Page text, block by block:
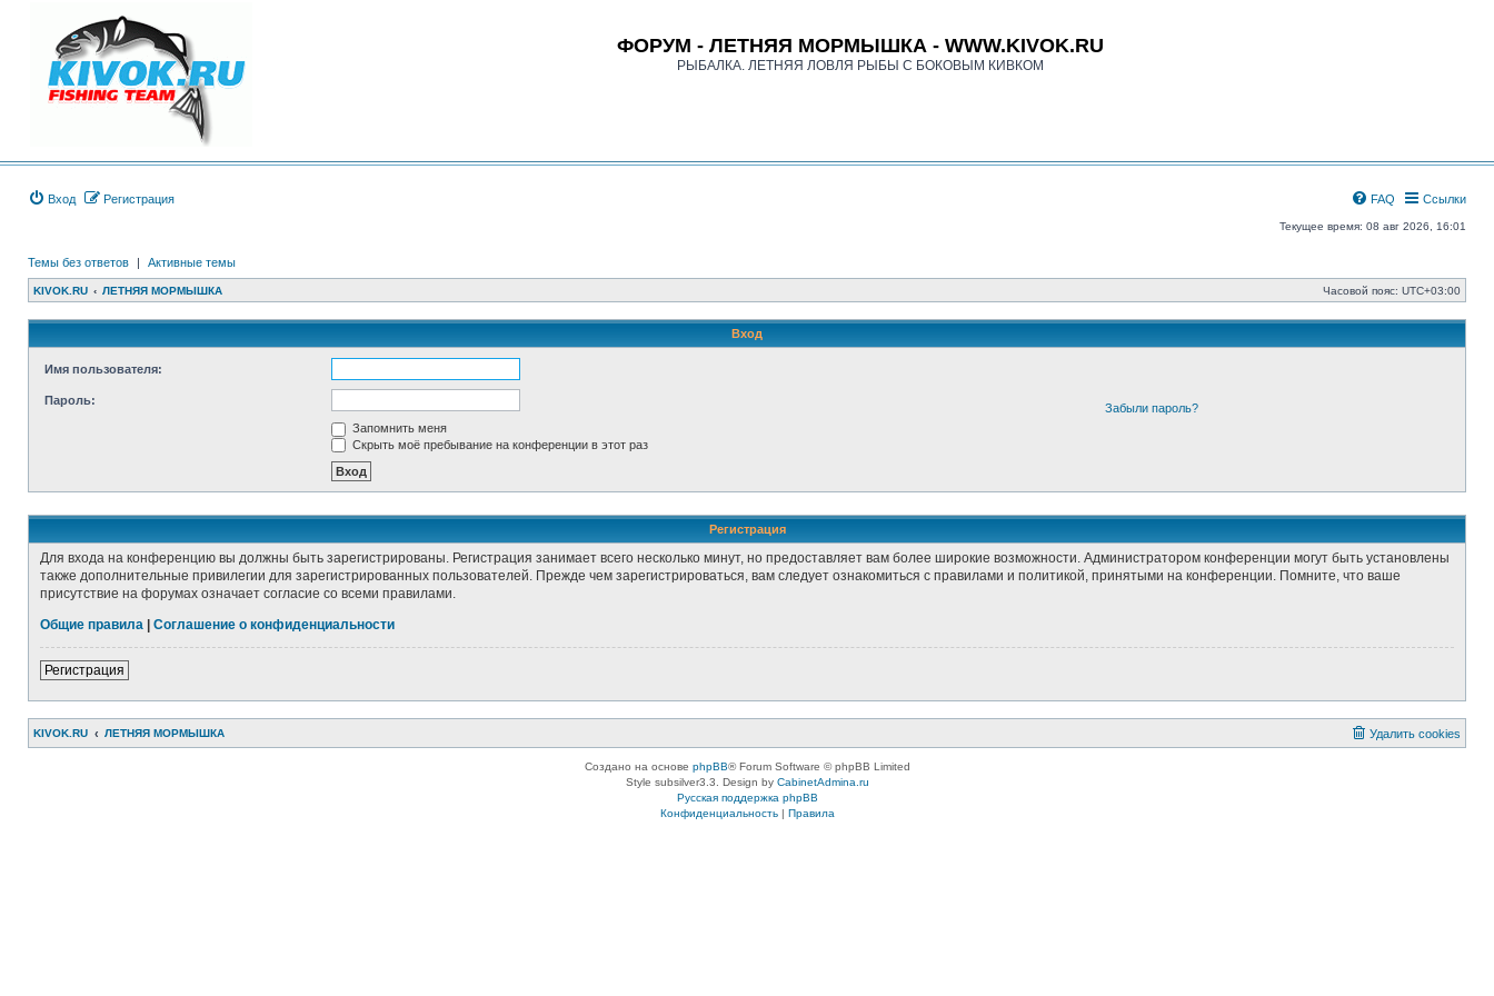
ФОРУМ - ЛЕТНЯЯ МОРМЫШКА - WWW.KIVOK.RU
РЫБАЛКА. ЛЕТНЯЯ ЛОВЛЯ РЫБЫ С БОКОВЫМ КИВКОМ
Вход Регистрация Ссылки
FAQ
Текущее время: 08 авг 2026, 16:01
Темы без ответов | Активные темы
KIVOK.RU ЛЕТНЯЯ МОРМЫШКА Часовой пояс: UTC+03:00
Вход
Имя пользователя:
Пароль:
Забыли пароль?
Запомнить меня
Скрыть моё пребывание на конференции в этот раз
Регистрация
Для входа на конференцию вы должны быть зарегистрированы. Регистрация занимает всего несколько минут, но предоставляет вам более широкие возможности. Администратором конференции могут быть установлены
также дополнительные привилегии для зарегистрированных пользователей. Прежде чем зарегистрироваться, вам следует ознакомиться с правилами и политикой, принятыми на конференции. Помните, что ваше
присутствие на форумах означает согласие со всеми правилами.
Общие правила
Соглашение о конфиденциальности
Регистрация
KIVOK.RU ЛЕТНЯЯ МОРМЫШКА Удалить cookies
Создано на основе phpBB® Forum Software © phpBB Limited
Style subsilver3.3. Design by CabinetAdmina.ru
Русская поддержка phpBB
Конфиденциальность| Правила